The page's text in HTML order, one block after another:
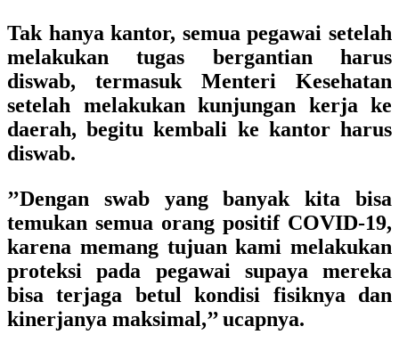
Tak hanya kantor, semua pegawai setelah
melakukan tugas bergantian harus
diswab, termasuk Menteri Kesehatan
setelah melakukan kunjungan kerja ke
daerah, begitu kembali ke kantor harus
diswab.
’’Dengan swab yang banyak kita bisa
temukan semua orang positif COVID-19,
karena memang tujuan kami melakukan
proteksi pada pegawai supaya mereka
bisa terjaga betul kondisi fisiknya dan
kinerjanya maksimal,’’ ucapnya.